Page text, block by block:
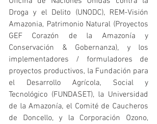
Droga y el Delito (UNODC), REM-Visión
Amazonia, Patrimonio Natural (Proyectos
GEF Corazón de la Amazonía y
Conservación & Gobernanza), y los
implementadores / formuladores de
proyectos productivos, la Fundación para
el Desarrollo Agrícola, Social y
Tecnológico (FUNDASET), la Universidad
de la Amazonía, el Comité de Caucheros
de Doncello, y la Corporación Ozono,